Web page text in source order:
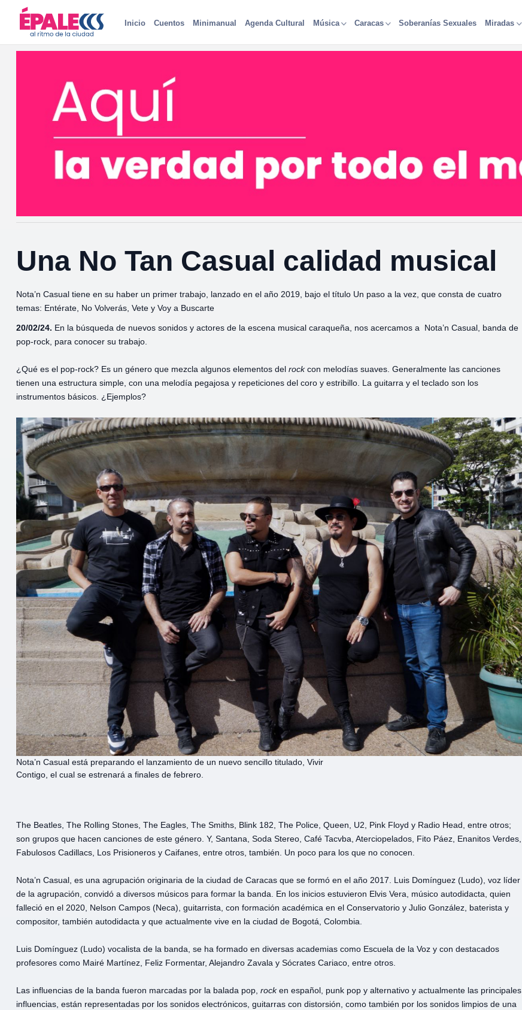
Inicio Cuentos Minimanual Agenda Cultural Música Caracas Soberanías Sexuales Miradas
Una No Tan Casual calidad musical
Nota’n Casual tiene en su haber un primer trabajo, lanzado en el año 2019, bajo el título Un paso a la vez, que consta de cuatro
temas: Entérate, No Volverás, Vete y Voy a Buscarte
20/02/24. En la búsqueda de nuevos sonidos y actores de la escena musical caraqueña, nos acercamos a Nota’n Casual, banda de
pop-rock, para conocer su trabajo.
¿Qué es el pop-rock? Es un género que mezcla algunos elementos del rockcon melodías suaves. Generalmente las canciones
tienen una estructura simple, con una melodía pegajosa y repeticiones del coro y estribillo. La guitarra y el teclado son los
instrumentos básicos. ¿Ejemplos?
Nota’n Casual está preparando el lanzamiento de un nuevo sencillo titulado, Vivir
Contigo, el cual se estrenará a finales de febrero.
The Beatles, The Rolling Stones, The Eagles, The Smiths, Blink 182, The Police, Queen, U2, Pink Floyd y Radio Head, entre otros;
son grupos que hacen canciones de este género. Y, Santana, Soda Stereo, Café Tacvba, Aterciopelados, Fito Páez, Enanitos Verdes,
Fabulosos Cadillacs, Los Prisioneros y Caifanes, entre otros, también. Un poco para los que no conocen.
Nota’n Casual, es una agrupación originaria de la ciudad de Caracas que se formó en el año 2017. Luis Domínguez (Ludo), voz líder
de la agrupación, convidó a diversos músicos para formar la banda. En los inicios estuvieron Elvis Vera, músico autodidacta, quien
falleció en el 2020, Nelson Campos (Neca), guitarrista, con formación académica en el Conservatorio y Julio González, baterista y
compositor, también autodidacta y que actualmente vive en la ciudad de Bogotá, Colombia.
Luis Domínguez (Ludo) vocalista de la banda, se ha formado en diversas academias como Escuela de la Voz y con destacados
profesores como Mairé Martínez, Feliz Formentar, Alejandro Zavala y Sócrates Cariaco, entre otros.
Las influencias de la banda fueron marcadas por la balada pop, rocken español, punk pop y alternativo y actualmente las principales
influencias, están representadas por los sonidos electrónicos, guitarras con distorsión, como también por los sonidos limpios de una